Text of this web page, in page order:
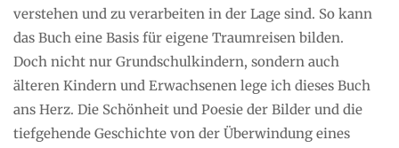
verstehen und zu verarbeiten in der Lage sind. So kann
das Buch eine Basis für eigene Traumreisen bilden.
Doch nicht nur Grundschulkindern, sondern auch
älteren Kindern und Erwachsenen lege ich dieses Buch
ans Herz. Die Schönheit und Poesie der Bilder und die
tiefgehende Geschichte von der Überwindung eines